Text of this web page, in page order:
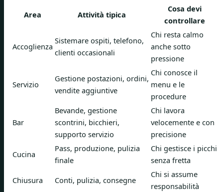
Area Attività tipica
Cosa devi
controllare
Accoglienza
Sistemare ospiti, telefono,
clienti occasionali
Chi resta calmo
anche sotto
pressione
Servizio
Gestione postazioni, ordini,
vendite aggiuntive
Chi conosce il
menu e le
procedure
Bar
Bevande, gestione
scontrini, bicchieri,
supporto servizio
Chi lavora
velocemente e con
precisione
Cucina
Pass, produzione, pulizia
finale
Chi gestisce i picchi
senza fretta
Chiusura
Conti, pulizia, consegne
Chi si assume
responsabilità